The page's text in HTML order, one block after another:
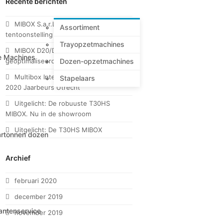
Machines
Assortiment
Trayopzetmachines
Dozen-opzetmachines
Stapelaars
dozen
MIBOX S.a.r.L. op CFIA 2020
tentoonstelling in Rennes
MIBOX D20/D20H voor trays met
geoptimaliseerde display-opening
Multibox International op Empack
2020 Jaarbeurs Utrecht
Uitgelicht: De robuuste T30HS
MIBOX. Nu in de showroom
Uitgelicht: De T30HS MIBOX
Archief
februari 2020
december 2019
november 2019